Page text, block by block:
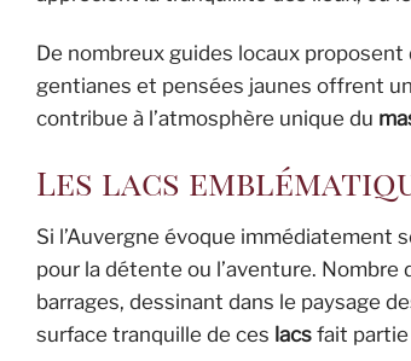
De nombreux guides locaux
gentianes et pensées jaunes offrent
contribue à l’atmosphère unique du
Les lacs
Si l’Auvergne évoque immédiatement
pour la détente ou l’aventure. Nombre
barrages, dessinant dans le paysage
surface tranquille de ces lacs fait partie